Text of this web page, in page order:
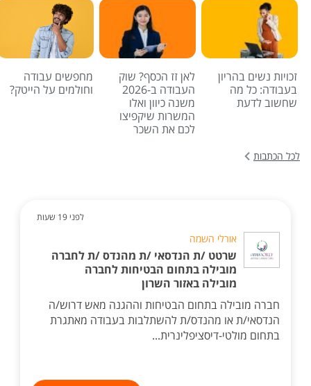
זכויות נשים בהריון
בעבודה: כל מה
שחשוב לדעת
לאן זז הכסף? שוק
העבודה ב-2026
משנה כיוון ואלו
המשרות שיקפיצו
לכם את השכר
מחפשים עבודה
וחולמים על הייטק?
לכל הכתבות
לפני 19 שעות
אורלי השמה
שרטט /ת הנדסאי /ת מהנדס /ת לחברה
מובילה בתחום הבטיחות לחברה
מובילה באזור השרון
חברה מובילה בתחום הבטיחות וההגנה מאש דרוש/ה
הנדסאי/ת או מהנדס/ת להשתלבות בעבודה מאתגרת
בתחום מולטי-דיסציפלינרית...